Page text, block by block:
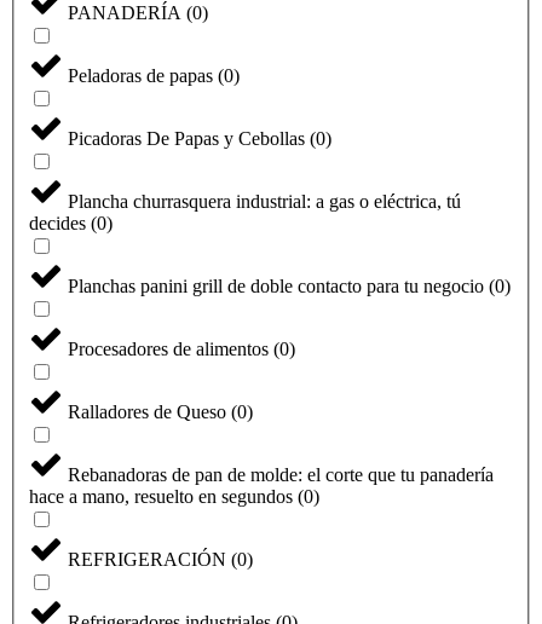
PANADERÍA (0)
Peladoras de papas (0)
Picadoras De Papas y Cebollas (0)
Plancha churrasquera industrial: a gas o eléctrica, tú
decides (0)
Planchas panini grill de doble contacto para tu negocio (0)
Procesadores de alimentos (0)
Ralladores de Queso (0)
Rebanadoras de pan de molde: el corte que tu panadería
hace a mano, resuelto en segundos (0)
REFRIGERACIÓN (0)
¿Cómo calificarías tu experiencia?
Seleccione
una
opción
de
1
a
5
No fue buena